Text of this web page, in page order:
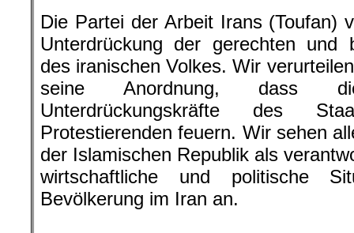
Die Partei der Arbeit Irans (Toufan)
Unterdrückung der gerechten und
des iranischen Volkes. Wir
seine Anordnung, dass
Unterdrückungskräfte des
Protestierenden feuern. Wir sehen
der Islamischen Republik als
wirtschaftliche und politische
Bevölkerung im Iran an.